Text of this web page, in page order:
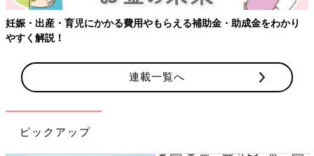
妊娠・出産・育児にかかる費用やもらえる補助金・助成金をわかり
やすく解説！
連載一覧へ
ピックアップ